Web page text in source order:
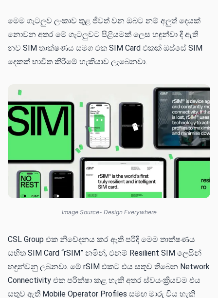
මෙම ගැටලුව ලංකාව තුළ ජීවත් වන ඔබට නම් අලුත් දෙයක්
නොවන අතර මේ ගැටලුවට පිළියමක් ලෙස හඳුන්වා දී ඇති
නව SIM තාක්ෂණය සමග එක SIM Card එකක් ඔස්සේ SIM
දෙකක් භාවිත කිරීමේ හැකියාව ලැබෙනවා.
Image Source- Design Everywhere
CSL Group එක නිවේදනය කර ඇති පරිදි මෙම තාක්ෂණය
සහිත SIM Card “rSIM” නමින්, එනම් Resilient SIM ලෙසින්
හඳුන්වනු ලබනවා. මේ rSIM එකට එය සතුව තිබෙන Network
Connectivity එක පරික්ෂා කළ හැකි අතර ස්වයංක්‍රියවම එය
සතුව ඇති Mobile Operator Profiles සමඟ මාරු විය හැකි